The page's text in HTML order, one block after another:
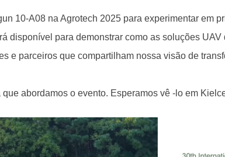
10-A08 na Agrotech 2025 para experimentar em
disponível para demonstrar como as soluções
e parceiros que compartilham nossa visão de
abordamos o evento. Esperamos vê -lo em